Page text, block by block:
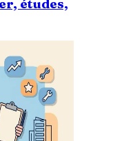
études,